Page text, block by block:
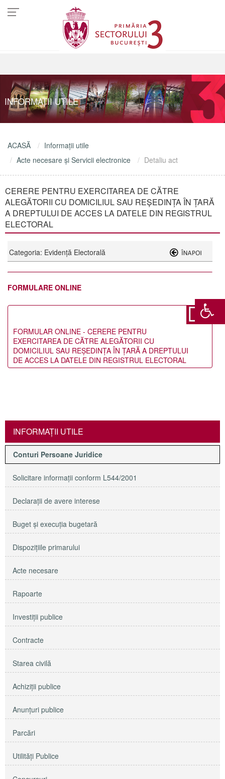
INFORMAŢII UTILE
ACASĂ
Informaţii utile
Acte necesare şi Servicii electronice
Detaliu act
CERERE PENTRU EXERCITAREA DE CĂTRE
ALEGĂTORII CU DOMICILIUL SAU REŞEDINŢA ÎN ŢARĂ
A DREPTULUI DE ACCES LA DATELE DIN REGISTRUL
ELECTORAL
Categoria: Evidență Electorală
FORMULARE ONLINE
FORMULAR ONLINE - CERERE PENTRU
EXERCITAREA DE CĂTRE ALEGĂTORII CU
DOMICILIUL SAU REŞEDINŢA ÎN ŢARĂ A DREPTULUI
DE ACCES LA DATELE DIN REGISTRUL ELECTORAL
INFORMAŢII UTILE
Conturi Persoane Juridice
Solicitare informaţii conform L544/2001
Declaraţii de avere interese
Buget şi execuţia bugetară
Dispoziţiile primarului
Acte necesare
Rapoarte
Investiţii publice
Contracte
Starea civilă
Achiziţii publice
Anunţuri publice
Parcări
Utilităţi Publice